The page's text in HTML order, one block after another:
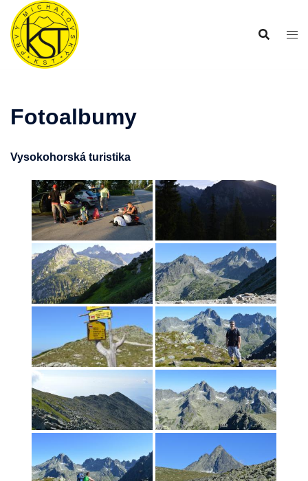
Preskočiť
obsah
Fotoalbumy
Vysokohorská turistika